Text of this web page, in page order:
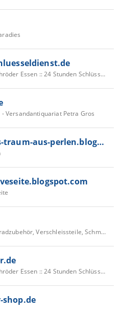
Schlüsseldienst Schröder Essen :: 24 Stunden Schlüsselnotdienst
- Versandantiquariat Petra Gros
amadeuslilas-traum-aus-perlen.blogspot.com
Tigerparts - Motorradzubehör, Verschleissteile, Schmierstoffe, Werkzeug
Schlüsseldienst Schröder Essen :: 24 Stunden Schlüsselnotdienst
shop.de